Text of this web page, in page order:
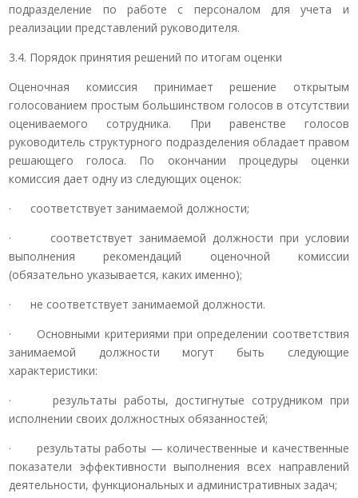
подразделение по работе с персоналом для учета и
реализации представлений руководителя.
3.4. Порядок принятия решений по итогам оценки
Оценочная комиссия принимает решение открытым
голосованием простым большинством голосов в отсутствии
оцениваемого сотрудника. При равенстве голосов
руководитель структурного подразделения обладает правом
решающего голоса. По окончании процедуры оценки
комиссия дает одну из следующих оценок:
· соответствует занимаемой должности;
· соответствует занимаемой должности при условии
выполнения рекомендаций оценочной комиссии
(обязательно указывается, каких именно);
· не соответствует занимаемой должности.
· Основными критериями при определении соответствия
занимаемой должности могут быть следующие
характеристики:
· результаты работы, достигнутые сотрудником при
исполнении своих должностных обязанностей;
· результаты работы — количественные и качественные
показатели эффективности выполнения всех направлений
деятельности, функциональных и административных задач;